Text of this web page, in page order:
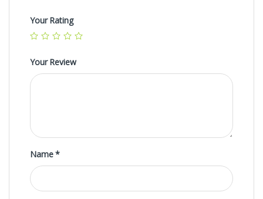
Your Rating
Your Review
Name*